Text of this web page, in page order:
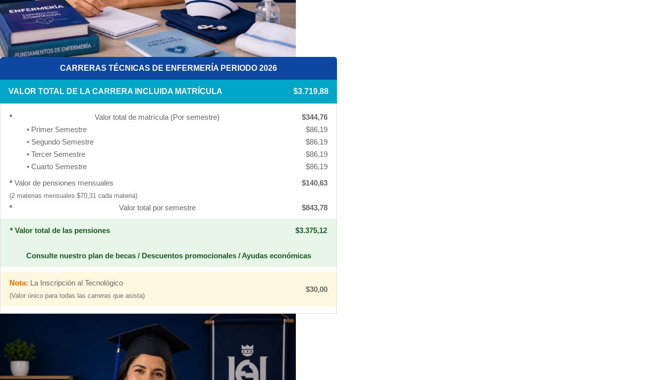
CARRERAS TÉCNICAS DE ENFERMERÍA PERIODO 2026
VALOR TOTAL DE LA CARRERA INCLUIDA MATRÍCULA $3.719,88
* Valor total de matrícula (Por semestre)
$344,76
• Primer Semestre
$86,19
• Segundo Semestre
$86,19
• Tercer Semestre
$86,19
• Cuarto Semestre
$86,19
* Valor de pensiones mensuales
(2 materias mensuales $70,31 cada materia)
$140,63
* Valor total por semestre $843,78
* Valor total de las pensiones $3.375,12
Consulte nuestro plan de becas / Descuentos promocionales / Ayudas económicas
Nota: La Inscripción al Tecnológico
(Valor único para todas las carreras que asista)
$30,00